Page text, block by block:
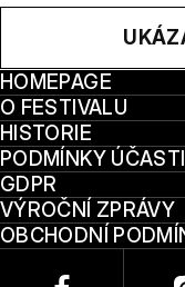
HOMEPAGE
O FESTIVALU
HISTORIE
PODMÍNKY ÚČASTI
GDPR
VÝROČNÍ ZPRÁVY
OBCHODNÍ